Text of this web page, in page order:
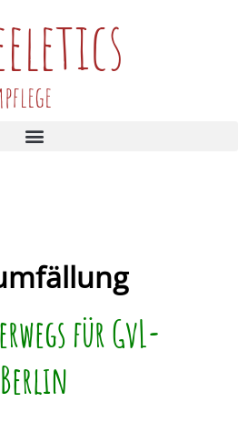
für GvL-